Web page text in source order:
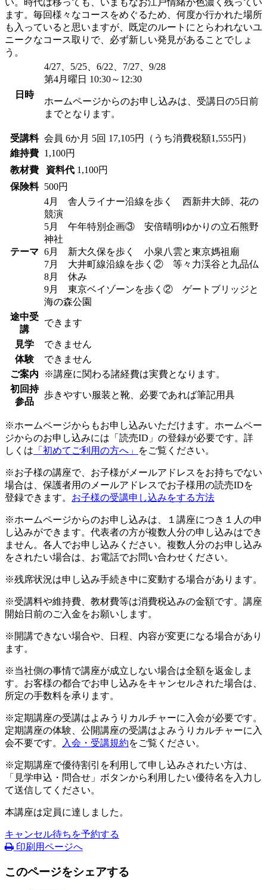
ます。毎回様々なコースをめぐるため、何度か行かれた場所
も入っていると思いますが、既定のルートにとらわれないユ
ニークなコース取りで、必ず新しい発見があることでしょ
う。
日時
4/27、5/25、6/22、7/27、9/28
第4月曜日 10:30～12:30
ホームページからのお申し込みは、受講日の5日前
までとなります。
受講料 会員 6か月 5回 17,105円（うち消費税額1,555円）
維持費
1,100円
教材費
資料代 1,100円
保険料
500円
テーマ
4月 舎人ライナー沿線を歩く 西新井大師、花の
競演
5月 午年特別企画③ 安倍晴明ゆかりの立石熊野
神社
6月 新大久保を歩く 小泉八雲と東京媽祖廟
7月 大井町線沿線を歩く② 等々力渓谷と九品仏
8月 休み
9月 東京ベイゾーンを歩く② ゲートブリッジと
海の森公園
途中受
講
できます
見学
できません
体験
できません
ご案内
※講座に関わる諸経費は実費となります。
初回持
参品
歩きやすい服装と靴、必要であれば筆記用具
※ホームページからもお申し込みいただけます。ホームペー
ジからのお申し込みには「読売ID」の登録が必要です。詳
しくは 「初めてご利用の方へ」 をご覧ください。
※お子様の講座で、お子様がメールアドレスをお持ちでない
場合は、保護者用のメールアドレスでお子様用の読売IDを
登録できます。 お子様の受講申し込みをする方法
※ホームページからのお申し込みは、１講座につき１人の申
し込みができます。代表者の方が複数人分の申し込みはでき
ません。各人でお申し込みください。複数人分のお申し込み
をされたい場合は、お電話でお問い合わせください。
※残席状況は申し込み手続き中に変動する場合があります。
※受講料や維持費、教材費等は消費税込みの金額です。講座
開始日前のご入金をお願いします。
※開講できない場合や、日程、内容が変更になる場合があり
ます。
※当社側の事情で講座が成立しない場合は全額を返金しま
す。お客様の都合でお申し込みをキャンセルされた場合は、
所定の手数料を承ります。
※定期講座の受講はよみうりカルチャーに入会が必要です。
定期講座の体験、公開講座の受講はよみうりカルチャーに入
会不要です。
入会・受講規約をご覧ください。
※定期講座で優待割引を利用して申し込みされたい方は、
「見学申込・問合せ」ボタンから利用したい優待名を入力し
て送信してください。
本講座は定員に達しました。
キャンセル待ちを予約する
印刷用ページへ
このページをシェアする